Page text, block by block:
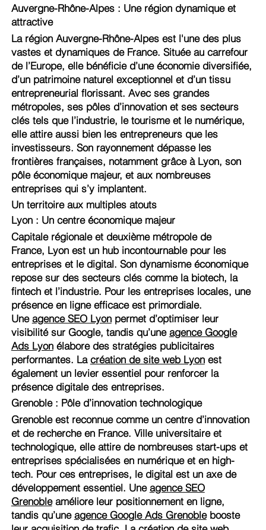
Auvergne-Rhône-Alpes : Une région dynamique et
attractive
La région Auvergne-Rhône-Alpes est l'une des plus
vastes et dynamiques de France. Située au carrefour
de l’Europe, elle bénéficie d’une économie diversifiée,
d’un patrimoine naturel exceptionnel et d’un tissu
entrepreneurial florissant. Avec ses grandes
métropoles, ses pôles d’innovation et ses secteurs
clés tels que l’industrie, le tourisme et le numérique,
elle attire aussi bien les entrepreneurs que les
investisseurs. Son rayonnement dépasse les
frontières françaises, notamment grâce à Lyon, son
pôle économique majeur, et aux nombreuses
entreprises qui s’y implantent.
Un territoire aux multiples atouts
Lyon : Un centre économique majeur
Capitale régionale et deuxième métropole de
France, Lyon est un hub incontournable pour les
entreprises et le digital. Son dynamisme économique
repose sur des secteurs clés comme la biotech, la
fintech et l’industrie. Pour les entreprises locales, une
présence en ligne efficace est primordiale.
Uneagence SEO Lyonpermet d’optimiser leur
visibilité sur Google, tandis qu’uneagence Google
Ads Lyonélabore des stratégies publicitaires
performantes. Lacréation de site web Lyonest
également un levier essentiel pour renforcer la
présence digitale des entreprises.
Grenoble : Pôle d’innovation technologique
Grenoble est reconnue comme un centre d’innovation
et de recherche en France. Ville universitaire et
technologique, elle attire de nombreuses start-ups et
entreprises spécialisées en numérique et en high-
tech. Pour ces entreprises, le digital est un axe de
développement essentiel. Uneagence SEO
Grenobleaméliore leur positionnement en ligne,
tandis qu’uneagence Google Ads Grenoblebooste